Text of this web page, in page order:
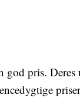
god pris. Deres